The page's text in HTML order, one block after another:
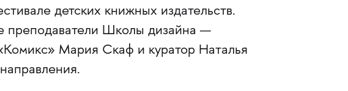
детских книжных издательств.
преподаватели Школы дизайна —
Мария Скаф и куратор Наталья